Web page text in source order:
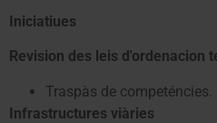
Iniciatiues
Revision des leis d'ordenacion
Traspàs de competéncies.
Infrastructures viàries